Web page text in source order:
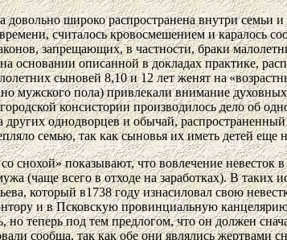
довольно широко распространена внутри семьи
считалось кровосмешением и каралось
запрещающих, в частности, браки
основании описанной в докладах практике,
сыновей 8,10 и 12 лет женятна
мужского пола) привлекали внимание
консистории производилось дело об
однодворцев и обычай,
семью, так как сыновья их иметь детей еще
снохой» показывают, что вовлечение
(чаще всего в отходе на заработках). В
который в1738 году изнасиловал свою
и в Псковскую провинциальную
но теперь под тем предлогом, что он должен
сообща, так как обе они являлись жертвами